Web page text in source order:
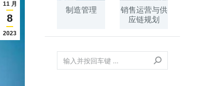
11 月
8
2023
制造管理
销售运营与供
应链规划